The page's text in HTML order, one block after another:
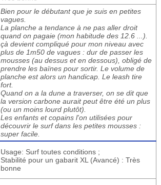
Bien pour le débutant que je suis en petites
vagues.
La planche a tendance à ne pas aller droit
quand on pagaie (mon habitude des 12.6 ...).
çà devient compliqué pour mon niveau avec
plus de 1m50 de vagues : dur de passer les
mousses (au dessus et en dessous), obligé de
prendre les baïnes pour sortir. Le volume de
planche est alors un handicap. Le leash tire
fort.
Quand on a la dune a traverser, on se dit que
la version carbone aurait peut être été un plus
(ou un moins lourd plutôt).
Les enfants et copains l'on utilisées pour
découvrir le surf dans les petites mousses :
super facile.
Usage: Surf toutes conditions ;
Stabilité pour un gabarit XL (Avancé) : Très
bonne